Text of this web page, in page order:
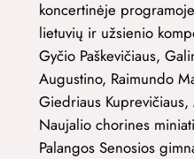
koncertinėje
lietuvių ir užsienio
Gyčio Paškevičiaus,
Augustino, Raimundo
Giedriaus Kuprevičiaus,
Naujalio chorines
Palangos Senosios